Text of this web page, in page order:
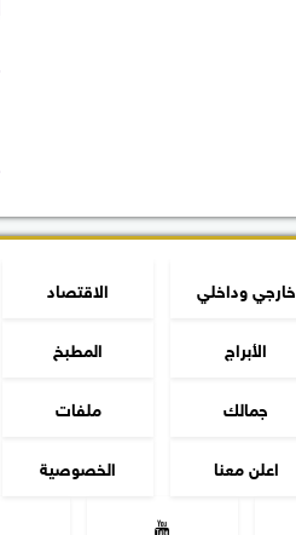
خارجي وداخلي الاقتصاد
الأبراج المطبخ
جمالك ملفات
اعلن معنا الخصوصية
